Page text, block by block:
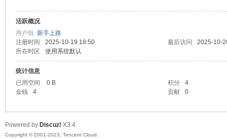
活跃概况
用户组 新手上路
注册时间
2025-10-19 18:50 最后访问
2025-10-
所在时区
使用系统默认
统计信息
已用空间
0 B 积分
4
金钱
4 贡献 0
Powered by Discuz! X3.4
Copyright © 2001-2023, Tencent Cloud.